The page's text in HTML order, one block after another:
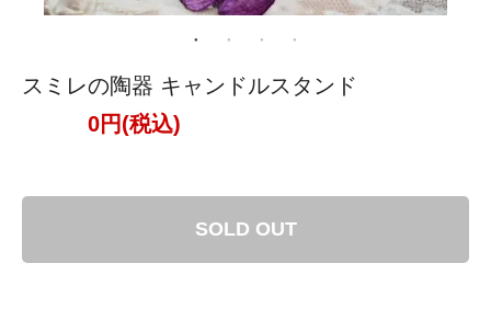
スミレの陶器 キャンドルスタンド
0円(税込)
SOLD OUT